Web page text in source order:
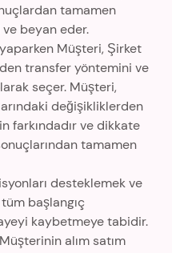
tamamen
beyan eder.
yaparken Müşteri, Şirket
transfer yöntemini ve
seçer. Müşteri,
değişikliklerden
farkındadır ve dikkate
tamamen
desteklemek ve
başlangıç
kaybetmeye tabidir.
alım satım